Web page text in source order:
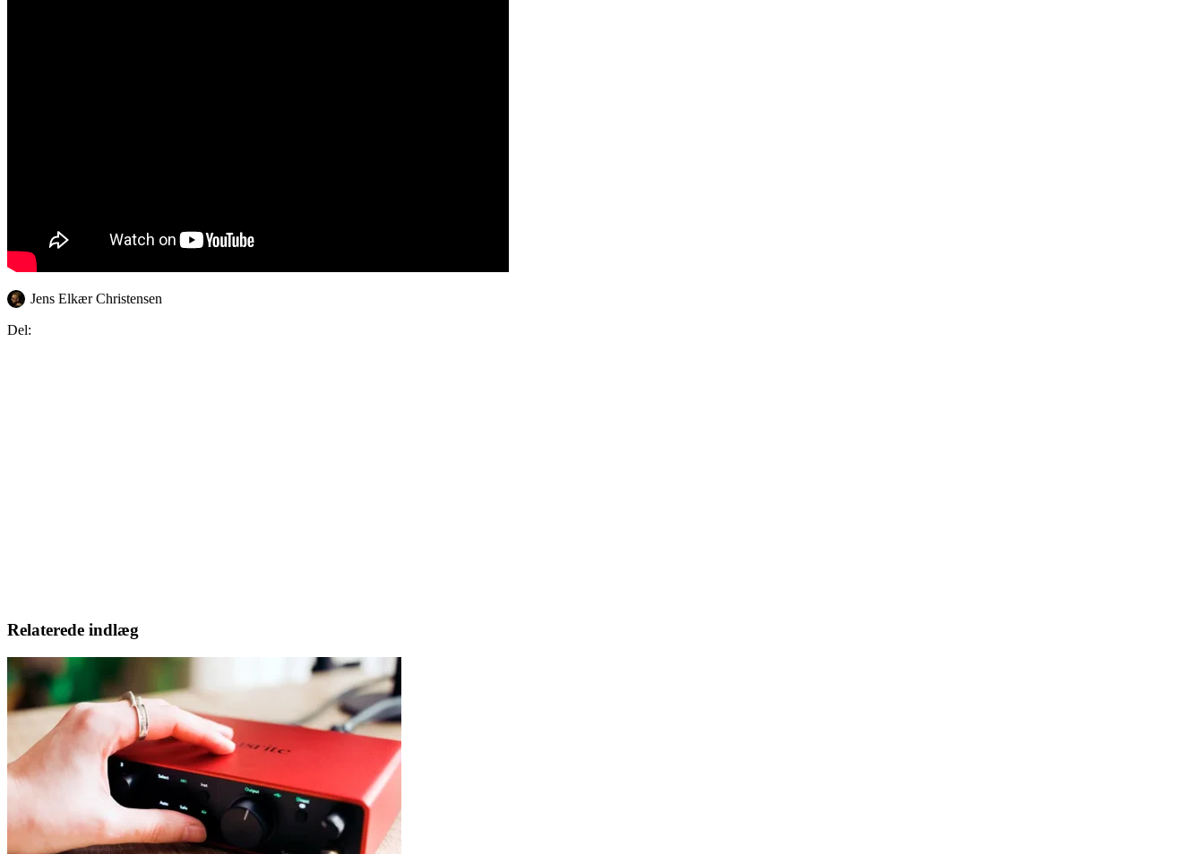
Jens Elkær Christensen
Del:
Relaterede indlæg